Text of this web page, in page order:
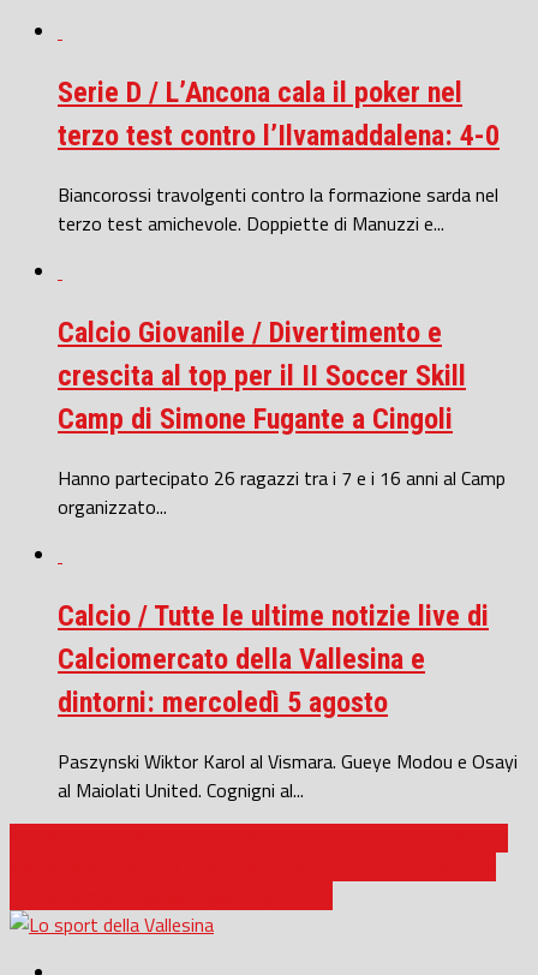
Serie D / L’Ancona cala il poker nel
terzo test contro l’Ilvamaddalena: 4-0
Biancorossi travolgenti contro la formazione sarda nel
terzo test amichevole. Doppiette di Manuzzi e...
Calcio Giovanile / Divertimento e
crescita al top per il II Soccer Skill
Camp di Simone Fugante a Cingoli
Hanno partecipato 26 ragazzi tra i 7 e i 16 anni al Camp
organizzato...
Calcio / Tutte le ultime notizie live di
Calciomercato della Vallesina e
dintorni: mercoledì 5 agosto
Paszynski Wiktor Karol al Vismara. Gueye Modou e Osayi
al Maiolati United. Cognigni al...